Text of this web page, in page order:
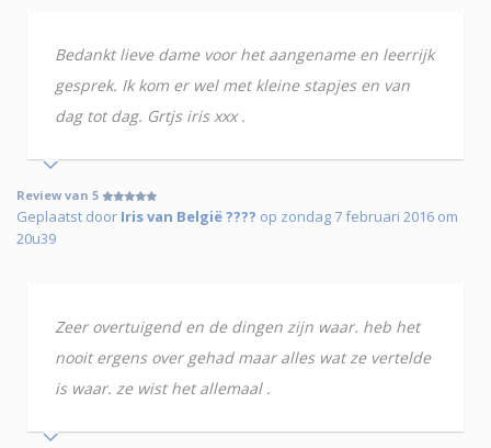
Bedankt lieve dame voor het aangename en leerrijk
gesprek. Ik kom er wel met kleine stapjes en van
dag tot dag. Grtjs iris xxx .
Review van 5
Geplaatst door Iris van België ???? op zondag 7 februari 2016 om
20u39
Zeer overtuigend en de dingen zijn waar. heb het
nooit ergens over gehad maar alles wat ze vertelde
is waar. ze wist het allemaal .